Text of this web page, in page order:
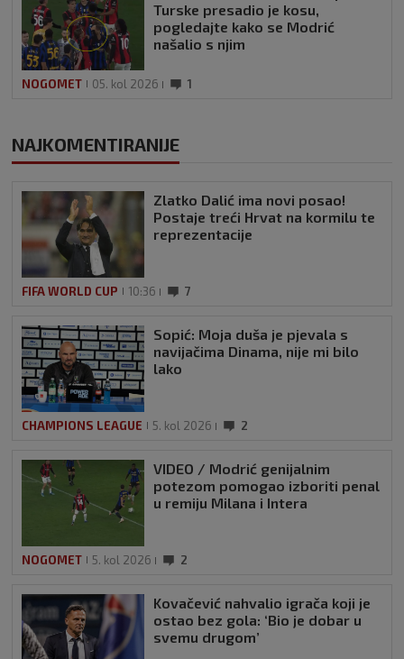
Turske presadio je kosu,
pogledajte kako se Modrić
našalio s njim
NOGOMET 05. kol 2026 1
NAJKOMENTIRANIJE
Zlatko Dalić ima novi posao!
Postaje treći Hrvat na kormilu te
reprezentacije
FIFA WORLD CUP 10:36 7
Sopić: Moja duša je pjevala s
navijačima Dinama, nije mi bilo
lako
CHAMPIONS LEAGUE 5. kol 2026 2
VIDEO / Modrić genijalnim
potezom pomogao izboriti penal
u remiju Milana i Intera
NOGOMET 5. kol 2026 2
Kovačević nahvalio igrača koji je
ostao bez gola: ‘Bio je dobar u
svemu drugom’